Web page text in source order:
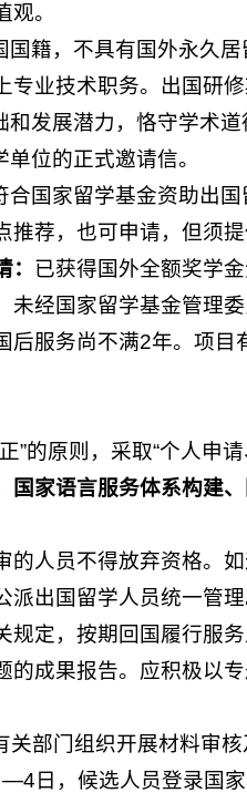
。
国籍，不具有国外永久
专业技术职务。出国研
发展潜力，恪守学术
位的正式邀请信。
合国家留学基金资助出
推荐，也可申请，但须
已获得国外全额奖学
未经国家留学基金管理
后服务尚不满2年。项目
”的原则，采取“个人申
国家语言服务体系构建
的人员不得放弃资格。
派出国留学人员统一管
规定，按期回国履行服
的成果报告。应积极以
关部门组织开展材料审
—4日，候选人员登录国